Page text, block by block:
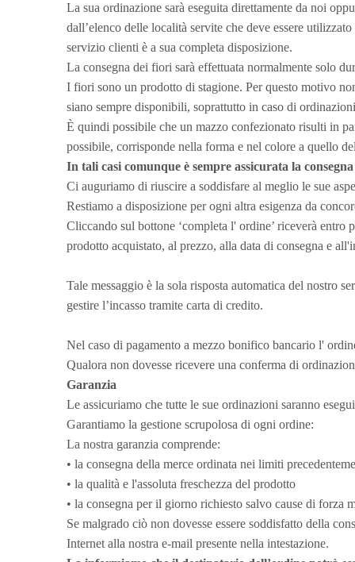
La sua ordinazione sarà eseguita direttamente da noi
dall’elenco delle località servite che deve essere
servizio clienti è a sua completa disposizione.
La consegna dei fiori sarà effettuata normalmente solo
I fiori sono un prodotto di stagione. Per questo motivo
siano sempre disponibili, soprattutto in caso di
È quindi possibile che un mazzo confezionato risulti in
possibile, corrisponde nella forma e nel colore a quello
In tali casi comunque è sempre assicurata la
Ci auguriamo di riuscire a soddisfare al meglio le sue
Restiamo a disposizione per ogni altra esigenza da
Cliccando sul bottone ‘completa l' ordine’ riceverà
prodotto acquistato, al prezzo, alla data di consegna e
Tale messaggio è la sola risposta automatica del nostro
gestire l’incasso tramite carta di credito.
Nel caso di pagamento a mezzo bonifico bancario l'
Qualora non dovesse ricevere una conferma di
Garanzia
Le assicuriamo che tutte le sue ordinazioni saranno
Garantiamo la gestione scrupolosa di ogni ordine:
La nostra garanzia comprende:
• la consegna della merce ordinata nei limiti
• la qualità e l'assoluta freschezza del prodotto
• la consegna per il giorno richiesto salvo cause di forza
Se malgrado ciò non dovesse essere soddisfatto della
Internet alla nostra e-mail presente nella intestazione.